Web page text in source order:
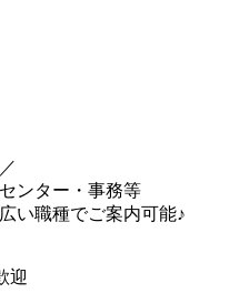
ンター・事務等
い職種でご案内可能♪
迎